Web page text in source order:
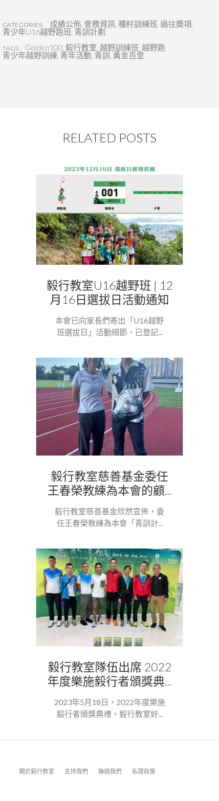
CATEGORIES: 成績公佈 會務資訊 種籽訓練班 過往奬項
青少年U16越野跑班 青訓計劃
TAGS: Golden100 毅行教室 越野訓練班 越野跑
青少年越野訓練 青年活動 青訓 黃金百里
RELATED POSTS
毅行教室U16越野班 | 12
月16日選拔日活動通知
本會已向家長們寄出「U16越野
班選拔日」活動細節，已登記...
毅行教室慈善基金委任
王春榮教練為本會的顧...
毅行教室慈善基金欣然宣佈，委
任王春榮教練為本會「青訓計...
毅行教室隊伍出席 2022
年度樂施毅行者頒獎典...
2023年5月18日，2022年度樂施
毅行者頒獎典禮。毅行教室好...
關於毅行教室 支持我們 聯絡我們 私隱政策